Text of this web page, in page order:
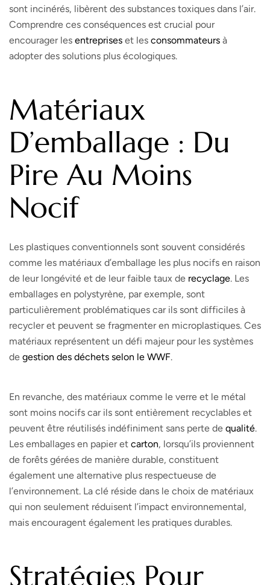
sont incinérés, libèrent des substances toxiques dans l’air.
Comprendre ces conséquences est crucial pour
encourager les entreprises et les consommateurs à
adopter des solutions plus écologiques.
Matériaux
D’emballage : Du
Pire Au Moins
Nocif
Les plastiques conventionnels sont souvent considérés
comme les matériaux d’emballage les plus nocifs en raison
de leur longévité et de leur faible taux de recyclage. Les
emballages en polystyrène, par exemple, sont
particulièrement problématiques car ils sont difficiles à
recycler et peuvent se fragmenter en microplastiques. Ces
matériaux représentent un défi majeur pour les systèmes
de gestion des déchets selon le WWF.
En revanche, des matériaux comme le verre et le métal
sont moins nocifs car ils sont entièrement recyclables et
peuvent être réutilisés indéfiniment sans perte de qualité.
Les emballages en papier et carton, lorsqu’ils proviennent
de forêts gérées de manière durable, constituent
également une alternative plus respectueuse de
l’environnement. La clé réside dans le choix de matériaux
qui non seulement réduisent l’impact environnemental,
mais encouragent également les pratiques durables.
Stratégies Pour